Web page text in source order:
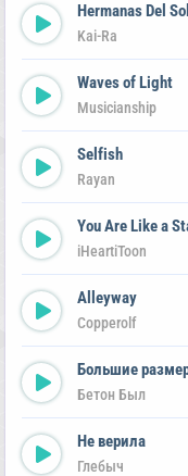
Hermanas Del Sol
Kai-Ra
Waves of Light
Musicianship
Selfish
Rayan
You Are Like a
iHeartiToon
Alleyway
Copperolf
Большие
Бетон Был
Не верила
Глебыч